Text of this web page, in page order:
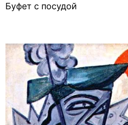
Буфет с посудой